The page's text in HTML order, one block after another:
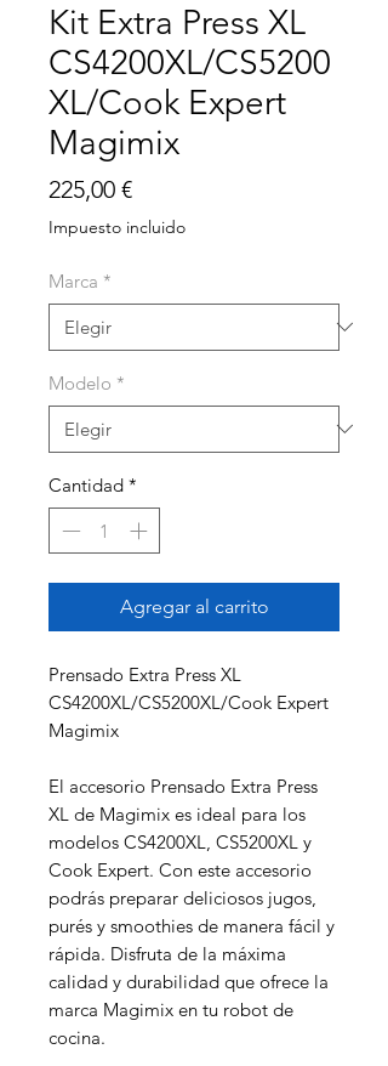
Kit Extra Press XL
CS4200XL/CS5200
XL/Cook Expert
Magimix
225,00 €Precio
Impuesto incluido
Marca *
Modelo *
Cantidad *
Agregar al carrito
Prensado Extra Press XL
CS4200XL/CS5200XL/Cook Expert
Magimix
El accesorio Prensado Extra Press
XL de Magimix es ideal para los
modelos CS4200XL, CS5200XL y
Cook Expert. Con este accesorio
podrás preparar deliciosos jugos,
purés y smoothies de manera fácil y
rápida. Disfruta de la máxima
calidad y durabilidad que ofrece la
marca Magimix en tu robot de
cocina.